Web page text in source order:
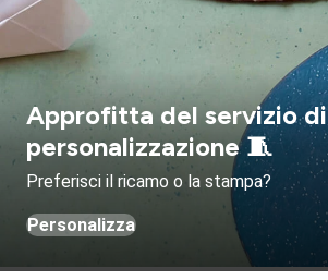
Approfitta del servizio di
personalizzazione 🧵
Preferisci il ricamo o la stampa?
Personalizza